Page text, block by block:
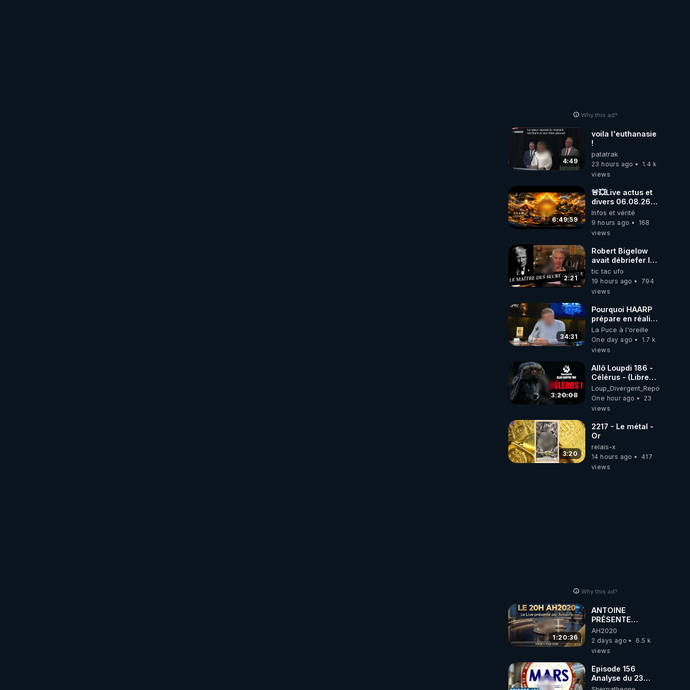
Why this ad?
4:49
voila l'euthanasie
!
patatrak
23 hours ago
1.4 k
views
6:49:59
🚨💥Live actus et
divers 06.08.26💥
🚨
Infos et vérité
9 hours ago
168
views
2:21
Robert Bigelow
avait débriefer le
pédophile
génocidaire de
donald j trump
tic tac ufo
19 hours ago
794
views
34:31
Pourquoi HAARP
prépare en réalité
un CHAOS
climatique, on
répond
La Puce à l'oreille
One day ago
1.7 k
views
3:20:08
Allô Loupdi 186 -
Célérus - (Libre
Antenne) - Loup
Divergent
2026.08.06
Loup_Divergent_Reposts
One hour ago
23
views
3:20
2217 - Le métal -
Or
relais-x
14 hours ago
417
views
Why this ad?
1:20:36
ANTOINE
PRÉSENTE
AH2020 LE LIVE
20H ***DU
04/08/2026***
RÉVEIL EST EN
MARCHE 📷
AH2020
2 days ago
6.5 k
views
Episode 156
Analyse du 23
février 2025 Elon